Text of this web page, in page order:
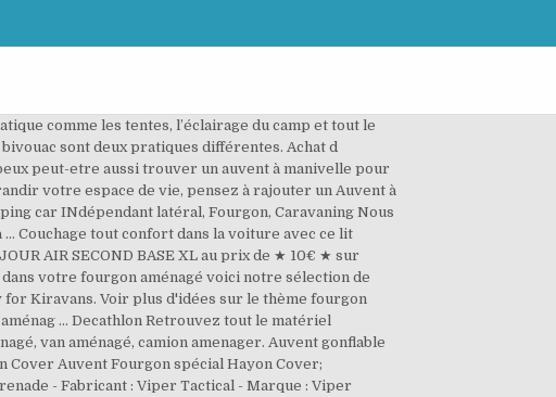
comme les tentes, l’éclairage du camp et tout le
sont deux pratiques différentes. Achat d
peut-etre aussi trouver un auvent à manivelle pour
votre espace de vie, pensez à rajouter un Auvent à
car INdépendant latéral, Fourgon, Caravaning Nous
Couchage tout confort dans la voiture avec ce lit
AIR SECOND BASE XL au prix de ★ 10€ ★ sur
votre fourgon aménagé voici notre sélection de
Kiravans. Voir plus d'idées sur le thème fourgon
... Decathlon Retrouvez tout le matériel
van aménagé, camion amenager. Auvent gonflable
Cover Auvent Fourgon spécial Hayon Cover;
- Fabricant : Viper Tactical - Marque : Viper